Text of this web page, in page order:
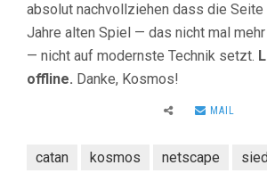
absolut nachvollziehen dass die Seite
Jahre alten Spiel — das nicht mal
— nicht auf modernste Technik setzt.
offline. Danke, Kosmos!
MAIL
catan kosmos netscape